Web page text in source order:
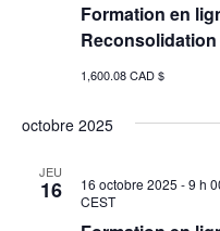
Formation en
Reconsolidation
1,600.08 CAD $
octobre 2025
JEU
16 16 octobre 2025 - 9 h
CEST